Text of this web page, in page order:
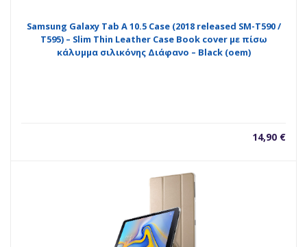
Samsung Galaxy Tab A 10.5 Case (2018 released SM-T590 /
T595) – Slim Thin Leather Case Book cover με πίσω
κάλυμμα σιλικόνης Διάφανο – Black (oem)
14,90 €